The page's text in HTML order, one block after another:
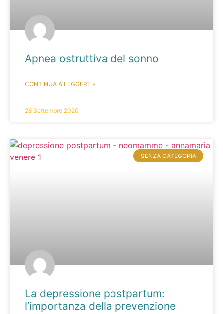
Apnea ostruttiva del sonno
CONTINUA A LEGGERE »
28 Settembre 2020
SENZA CATEGORIA
La depressione postpartum:
l’importanza della prevenzione